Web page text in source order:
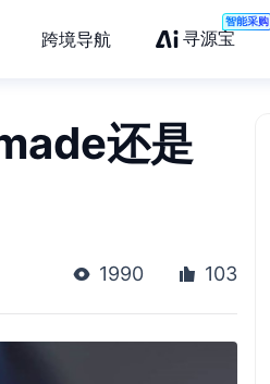
跨境导航 寻源宝
智能采购
还是
1990 103